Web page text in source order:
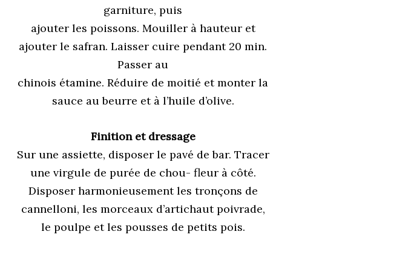
garniture, puis
ajouter les poissons. Mouiller à hauteur et
ajouter le safran. Laisser cuire pendant 20 min.
Passer au
chinois étamine. Réduire de moitié et monter la
sauce au beurre et à l’huile d’olive.
Finition et dressage
Sur une assiette, disposer le pavé de bar. Tracer
une virgule de purée de chou- fleur à côté.
Disposer harmonieusement les tronçons de
cannelloni, les morceaux d’artichaut poivrade,
le poulpe et les pousses de petits pois.